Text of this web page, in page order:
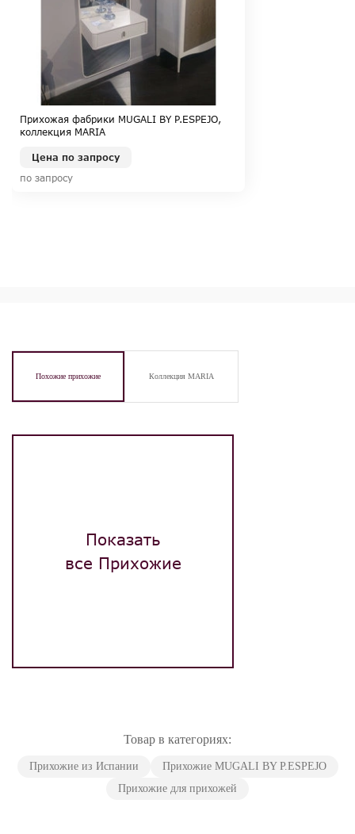
Прихожая фабрики MUGALI BY P.ESPEJO,
коллекция MARIA
Цена по запросу
по запросу
Похожие прихожие Коллекция MARIA
Показать
все Прихожие
Товар в категориях:
Прихожие из Испании
Прихожие MUGALI BY P.ESPEJO
Прихожие для прихожей